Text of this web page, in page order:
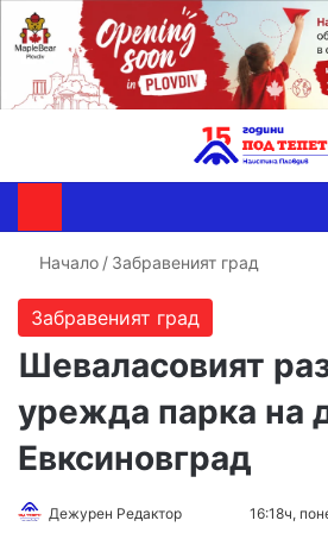
Начало / Забравеният град
Забравеният град
Шеваласовият
урежда парка на
Евксиновград
Дежурен Редактор 16:18ч,